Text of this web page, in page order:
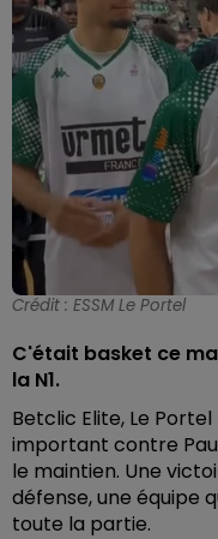
Crédit : ESSM Le Portel
C'était basket ce
la N1.
Betclic Elite, Le
important contre
le maintien. Une
défense, une équipe
toute la partie.